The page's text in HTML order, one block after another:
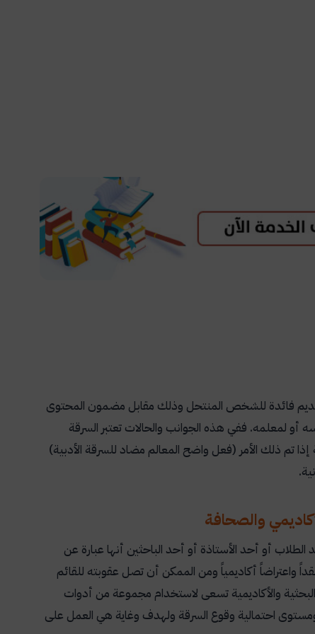
فائدة للشخص المنتحل وذلك مقابل مضمون المحتوى
لمعلمه. ففي هذه الجوانب والحالات تعتبر السرقة
تم ذلك الأمر (فعل واضح المعالم مضاد للسرقة الأدبية)
.
والصحافة
الطلاب أو أحد الأستاذة أو أحد الباحثين أنها عبارة عن
واعتراضاً أكاديمياً ومن الممكن أن تصل عقوبته للقائم
والأكاديمية تسعى لاستخدام مجموعة من أدوات
احتمالية وقوع السرقة ولهدف وغاية هي العمل على